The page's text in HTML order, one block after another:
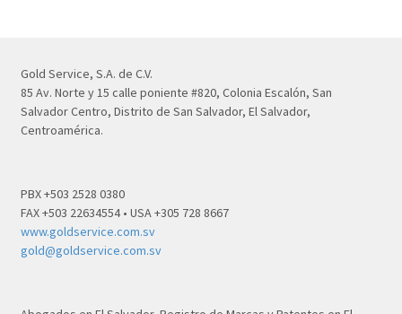
Gold Service, S.A. de C.V.
85 Av. Norte y 15 calle poniente #820, Colonia Escalón, San
Salvador Centro, Distrito de San Salvador, El Salvador,
Centroamérica.
PBX +503 2528 0380
FAX +503 22634554 • USA +305 728 8667
www.goldservice.com.sv
gold@goldservice.com.sv